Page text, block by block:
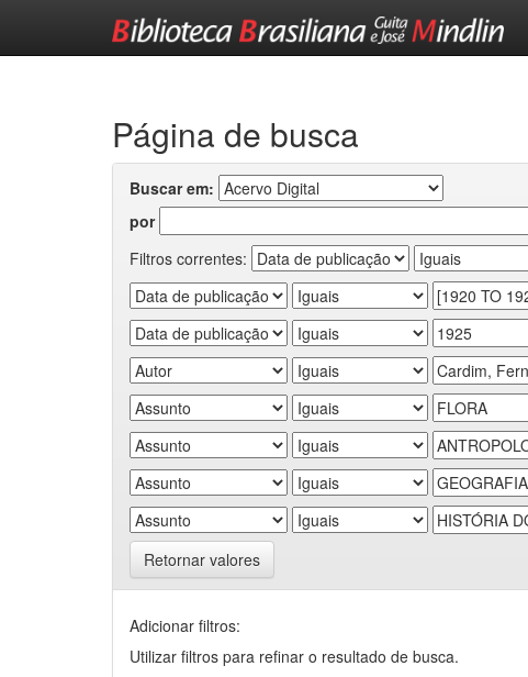
Página de busca
Buscar em:
por
Filtros correntes:
Retornar valores
Adicionar filtros:
Utilizar filtros para refinar o resultado de busca.